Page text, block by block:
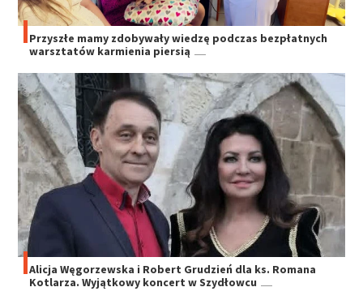
Przyszłe mamy zdobywały wiedzę podczas bezpłatnych
warsztatów karmienia piersią
Alicja Węgorzewska i Robert Grudzień dla ks. Romana
Kotlarza. Wyjątkowy koncert w Szydłowcu